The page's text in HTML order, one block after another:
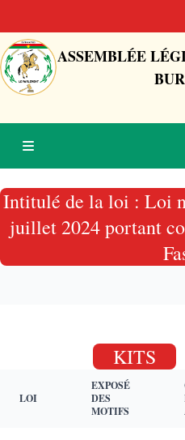
ASSEMBLÉE
Intitulé de la loi : Loi
juillet 2024 portant
KITS
LOI
EXPOSÉ
DES
MOTIFS